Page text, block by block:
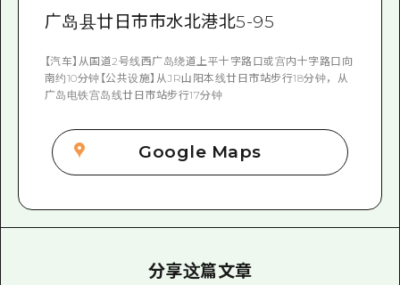
广岛县廿日市市水北港北5-95
【汽车】从国道2号线西广岛绕道上平十字路口或宫内十字路口向
南约10分钟【公共设施】从JR山阳本线廿日市站步行18分钟，从
广岛电铁宫岛线廿日市站步行17分钟
Google Maps
分享这篇文章